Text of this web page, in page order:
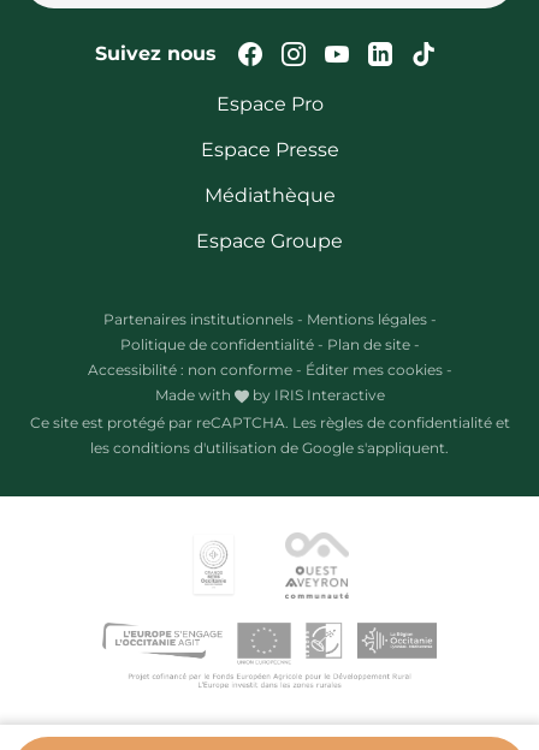
Suivez nous Suivez-nous sur
Suivez-nous sur
Suivez-nous
Suivez-Suivez-
Espace Pro
Espace Presse
Médiathèque
Espace Groupe
Partenaires institutionnels - Mentions légales -
Politique de confidentialité - Plan de site -
Accessibilité : non conforme - Éditer mes cookies -
Made with
by IRIS Interactive
Ce site est protégé par reCAPTCHA. Les règles de confidentialitéet
les conditions d'utilisation de Google s'appliquent.